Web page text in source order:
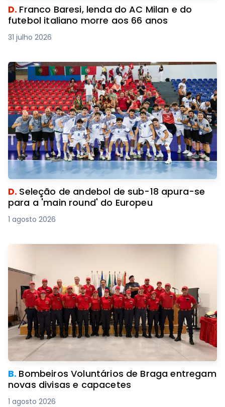
D. Franco Baresi, lenda do AC Milan e do
futebol italiano morre aos 66 anos
31 julho 2026
D. Seleção de andebol de sub-18 apura-se
para a 'main round' do Europeu
1 agosto 2026
B. Bombeiros Voluntários de Braga entregam
novas divisas e capacetes
1 agosto 2026